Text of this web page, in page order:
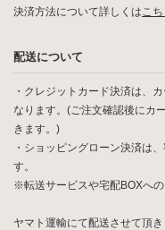
決済方法について詳しくはこち
配送について
・クレジットカード決済は、
なります。(ご注文確認後にカ
きます。)
・ショッピングローン決済は
す。
※転送サービスや宅配BOXへの
ヤマト運輸にて配送させて頂き